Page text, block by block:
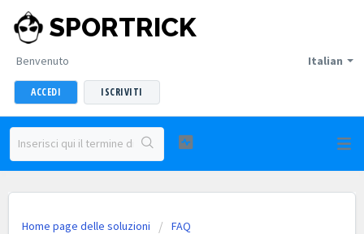
SPORTRICK
Italian
Benvenuto
ACCEDI ISCRIVITI
Home page delle soluzioni FAQ